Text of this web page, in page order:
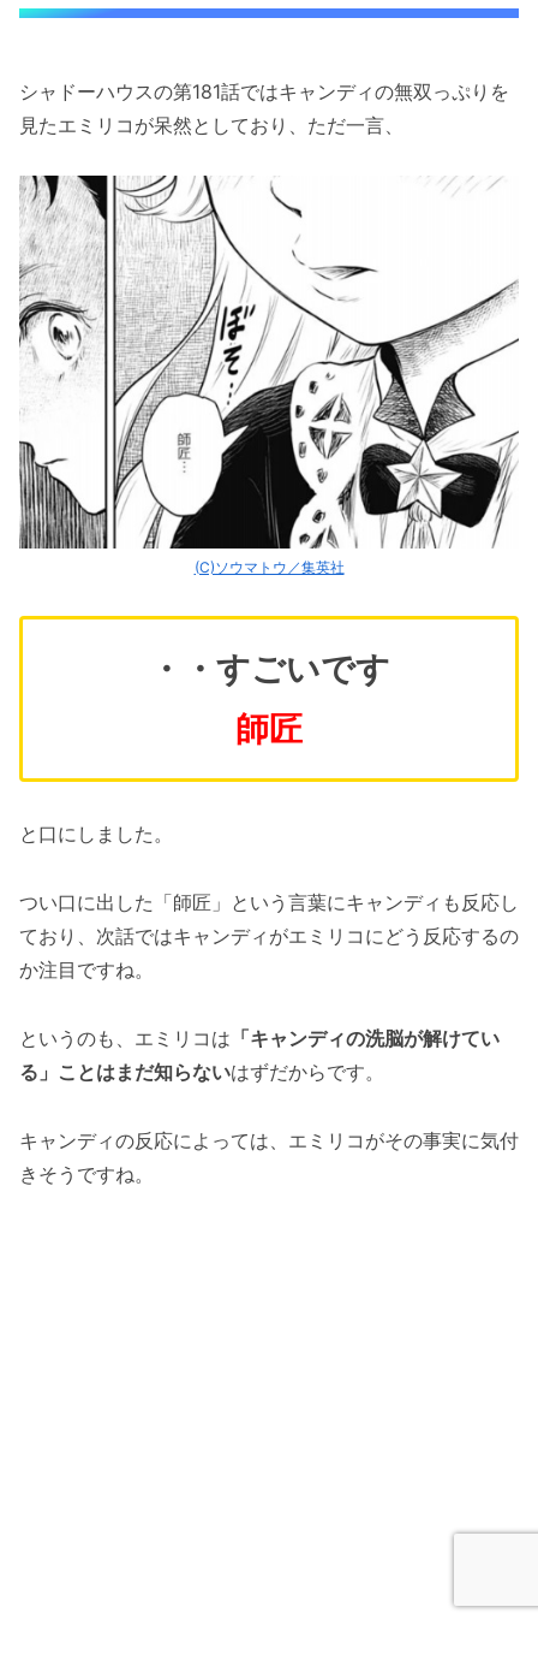
シャドーハウスの第181話ではキャンディの無双っぷりを
見たエミリコが呆然としており、ただ一言、
(C)ソウマトウ／集英社
・・すごいです
師匠
と口にしました。
つい口に出した「師匠」という言葉にキャンディも反応し
ており、次話ではキャンディがエミリコにどう反応するの
か注目ですね。
というのも、エミリコは 「キャンディの洗脳が解けてい
る」ことはまだ知らないはずだからです。
キャンディの反応によっては、エミリコがその事実に気付
きそうですね。